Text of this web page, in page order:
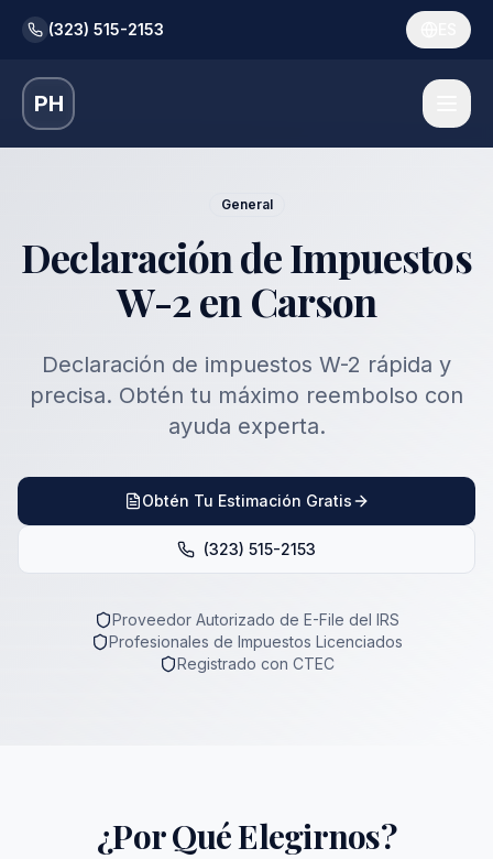
(323) 515-2153
PH
General
Declaración de Impuestos
W-2 en Carson
Declaración de impuestos W-2 rápida y
precisa. Obtén tu máximo reembolso con
ayuda experta.
Obtén Tu Estimación Gratis
(323) 515-2153
Proveedor Autorizado de E-File del IRS
Profesionales de Impuestos Licenciados
Registrado con CTEC
¿Por Qué Elegirnos?